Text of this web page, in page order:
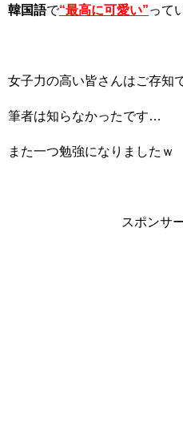
韓国語で“最高に可愛い”って
女子力の高い皆さんはご存知
筆者は知らなかったです…
また一つ勉強になりましたｗ
スポンサ